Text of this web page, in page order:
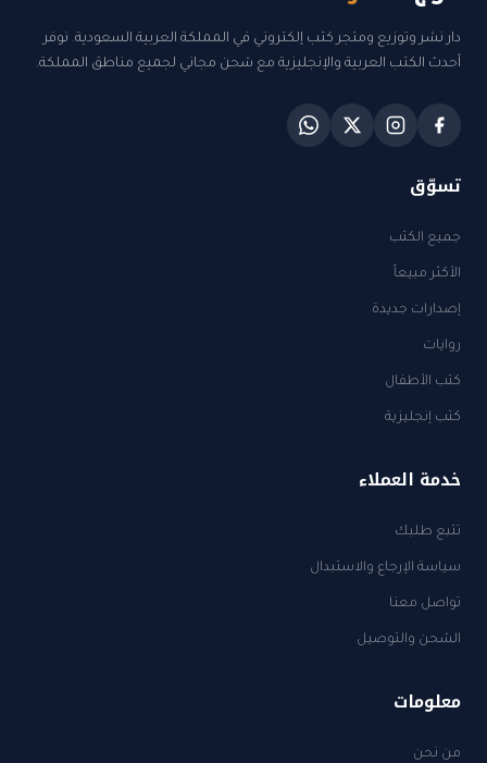
دار نشر وتوزيع ومتجر كتب إلكتروني في المملكة العربية السعودية. نوفر
أحدث الكتب العربية والإنجليزية مع شحن مجاني لجميع مناطق المملكة.
تسوّق
جميع الكتب
الأكثر مبيعاً
إصدارات جديدة
روايات
كتب الأطفال
كتب إنجليزية
خدمة العملاء
تتبع طلبك
سياسة الإرجاع والاستبدال
تواصل معنا
الشحن والتوصيل
معلومات
من نحن